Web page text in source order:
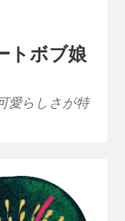
トボブ娘
愛らしさが特